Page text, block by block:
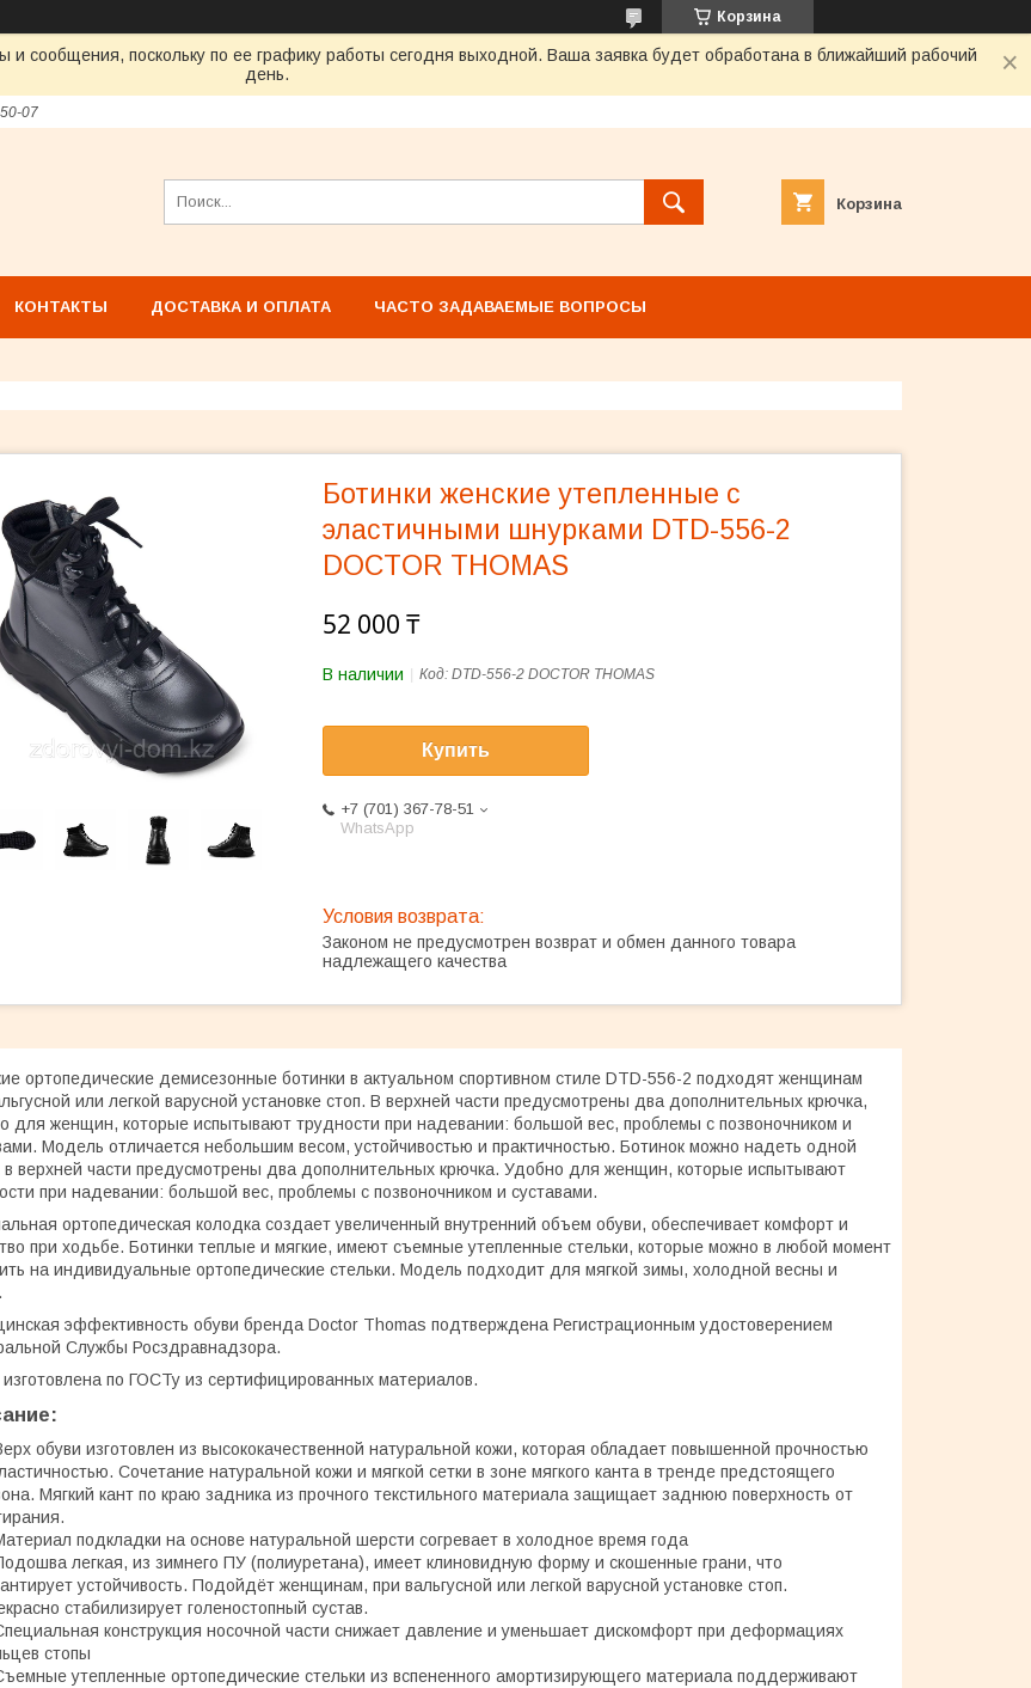
Корзина
и сообщения, поскольку по ее графику работы сегодня выходной. Ваша заявка будет обработана в ближайший рабочий
день.
07
Корзина
КОНТАКТЫ ДОСТАВКА И ОПЛАТА ЧАСТО ЗАДАВАЕМЫЕ ВОПРОСЫ
Ботинки женские утепленные с
эластичными шнурками DTD-556-2
DOCTOR THOMAS
52 000 ₸
В наличии Код: DTD-556-2 DOCTOR THOMAS
Купить
+7 (701) 367-78-51
WhatsApp
Законом не предусмотрен возврат и обмен данного товара
надлежащего качества
ортопедические демисезонные ботинки в актуальном спортивном стиле DTD-556-2 подходят женщинам
или легкой варусной установке стоп. В верхней части предусмотрены два дополнительных крючка,
для женщин, которые испытывают трудности при надевании: большой вес, проблемы с позвоночником и
Модель отличается небольшим весом, устойчивостью и практичностью. Ботинок можно надеть одной
в верхней части предусмотрены два дополнительных крючка. Удобно для женщин, которые испытывают
при надевании: большой вес, проблемы с позвоночником и суставами.
ортопедическая колодка создает увеличенный внутренний объем обуви, обеспечивает комфорт и
при ходьбе. Ботинки теплые и мягкие, имеют съемные утепленные стельки, которые можно в любой момент
на индивидуальные ортопедические стельки. Модель подходит для мягкой зимы, холодной весны и
эффективность обуви бренда Doctor Thomas подтверждена Регистрационным удостоверением
Службы Росздравнадзора.
по ГОСТу из сертифицированных материалов.
обуви изготовлен из высококачественной натуральной кожи, которая обладает повышенной прочностью
Сочетание натуральной кожи и мягкой сетки в зоне мягкого канта в тренде предстоящего
Мягкий кант по краю задника из прочного текстильного материала защищает заднюю поверхность от
подкладки на основе натуральной шерсти согревает в холодное время года
легкая, из зимнего ПУ (полиуретана), имеет клиновидную форму и скошенные грани, что
устойчивость. Подойдёт женщинам, при вальгусной или легкой варусной установке стоп.
стабилизирует голеностопный сустав.
конструкция носочной части снижает давление и уменьшает дискомфорт при деформациях
стопы
утепленные ортопедические стельки из вспененного амортизирующего материала поддерживают